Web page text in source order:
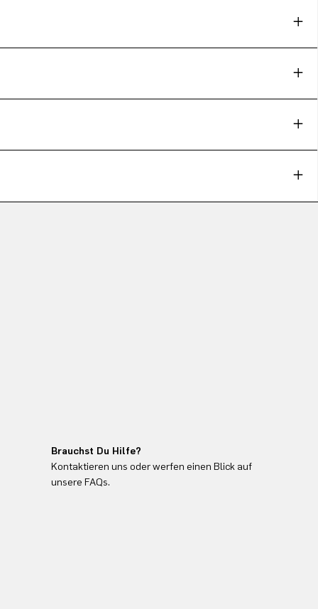
Brauchst Du Hilfe?
Kontaktieren uns oder werfen einen Blick auf
unsere FAQs.